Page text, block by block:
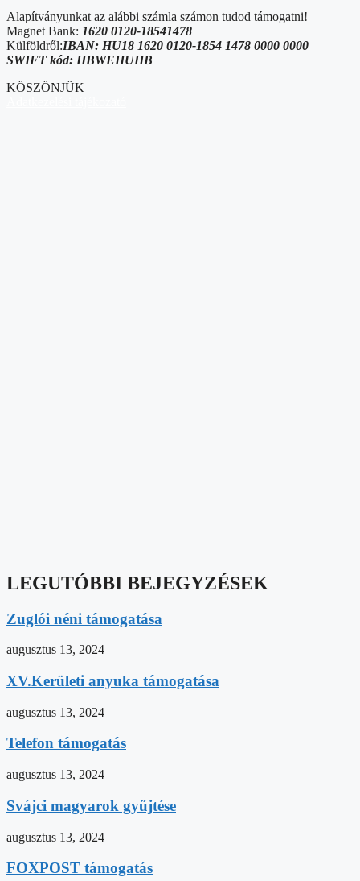
Alapítványunkat az alábbi számla számon tudod támogatni!
Magnet Bank: 1620 0120-18541478
Külföldről:IBAN: HU18 1620 0120-1854 1478 0000 0000
SWIFT kód: HBWEHUHB
KÖSZÖNJÜK
LEGUTÓBBI BEJEGYZÉSEK
Zuglói néni támogatása
augusztus 13, 2024
XV.Kerületi anyuka támogatása
augusztus 13, 2024
Telefon támogatás
augusztus 13, 2024
Svájci magyarok gyűjtése
augusztus 13, 2024
FOXPOST támogatás